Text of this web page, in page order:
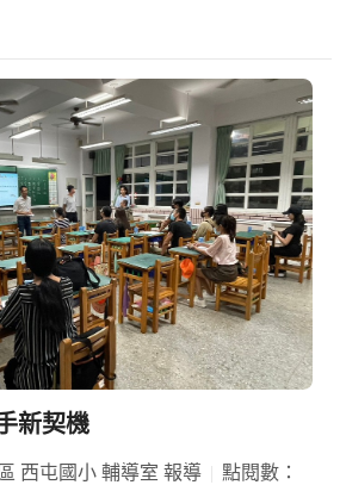
新契機
西屯國小 輔導室 報導
點閱數：